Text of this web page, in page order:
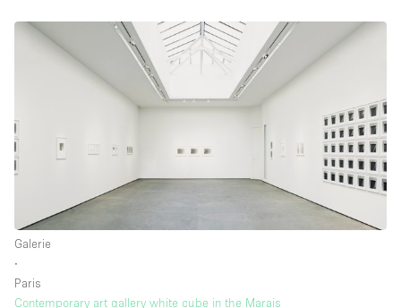
Galerie
∙
Paris
Contemporary art gallery white cube in the Marais